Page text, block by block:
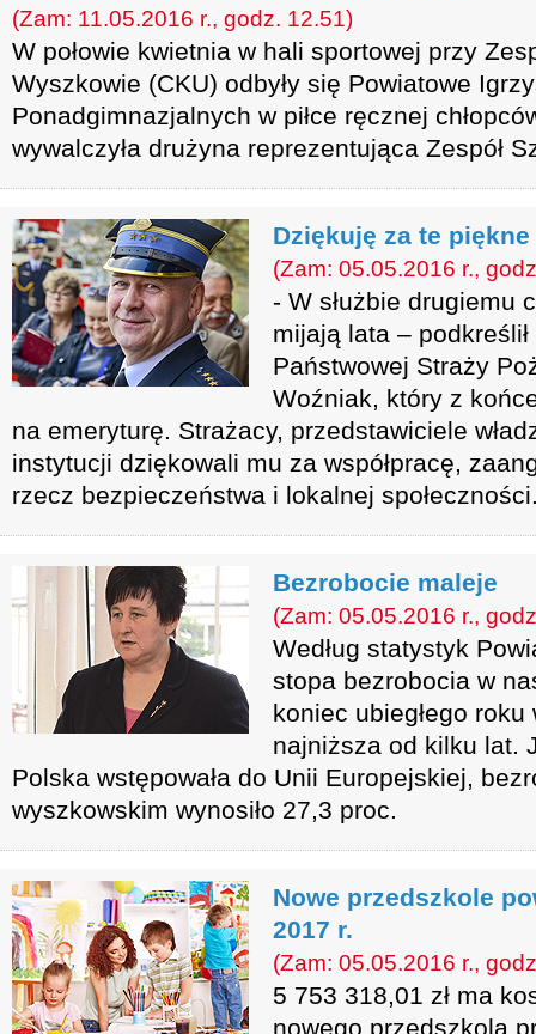
(Zam: 11.05.2016 r., godz. 12.51)
W połowie kwietnia w hali sportowej przy
Wyszkowie (CKU) odbyły się Powiatowe
Ponadgimnazjalnych w piłce ręcznej
wywalczyła drużyna reprezentująca Zespół
Dziękuję za te piękne
(Zam: 05.05.2016 r.,
- W służbie drugiemu
mijają lata –
Państwowej Straży
Woźniak, który z
na emeryturę. Strażacy, przedstawiciele
instytucji dziękowali mu za współpracę,
rzecz bezpieczeństwa i lokalnej
Bezrobocie maleje
(Zam: 05.05.2016 r.,
Według statystyk
stopa bezrobocia w
koniec ubiegłego roku
najniższa od kilku lat.
Polska wstępowała do Unii Europejskiej,
wyszkowskim wynosiło 27,3 proc.
Nowe przedszkole
2017 r.
(Zam: 05.05.2016 r.,
5 753 318,01 zł ma
nowego przedszkola